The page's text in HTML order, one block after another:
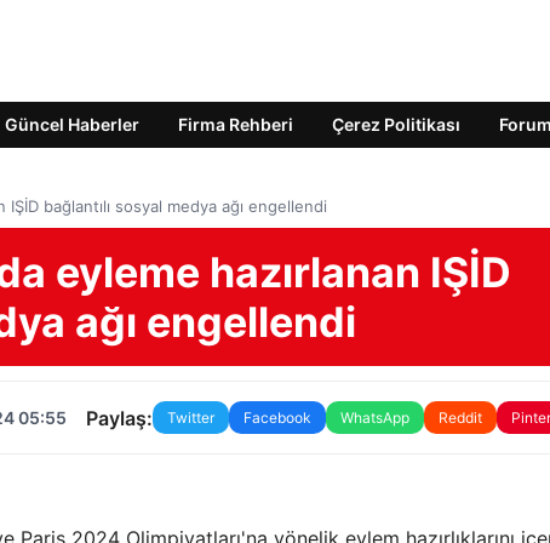
Güncel Haberler Firma Rehberi Çerez Politikası
bağlantılı sosyal medya ağı engellendi
eyleme hazırlanan IŞİD
ağı engellendi
05:55 Paylaş: Twitter Facebook WhatsApp Reddit
2024 Olimpiyatları'na yönelik eylem hazırlıklarını